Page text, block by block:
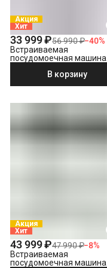
Акция
Хит
33 999 ₽56 990 ₽−40%
Встраиваемая
посудомоечная машина
В корзину
Акция
Хит
43 999 ₽47 990 ₽−8%
Встраиваемая
посудомоечная машина